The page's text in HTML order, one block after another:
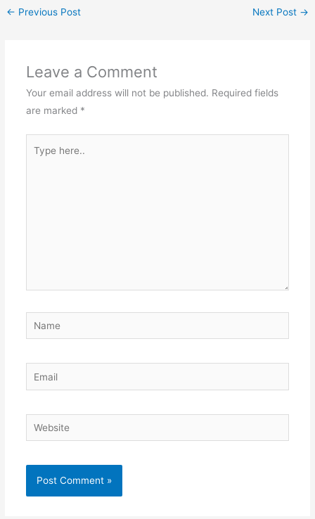
← Previous Post Next Post →
Leave a Comment
Your email address will not be published. Required fields
are marked *
here..
Name
Email
Website